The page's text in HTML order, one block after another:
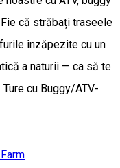
că străbați traseele
înzăpezite cu un
a naturii — ca să te
cu Buggy/ATV-